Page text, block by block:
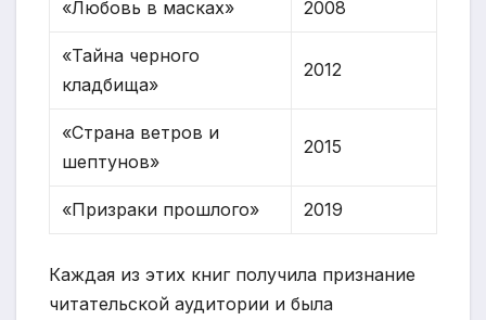
«Любовь в масках» 2008
«Тайна черного
кладбища»
2012
«Страна ветров и
шептунов»
2015
«Призраки прошлого» 2019
Каждая из этих книг получила признание
читательской аудитории и была